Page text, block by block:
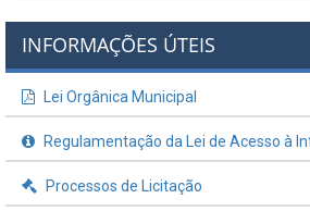
INFORMAÇÕES ÚTEIS
Lei Orgânica Municipal
Regulamentação da Lei de Acesso à